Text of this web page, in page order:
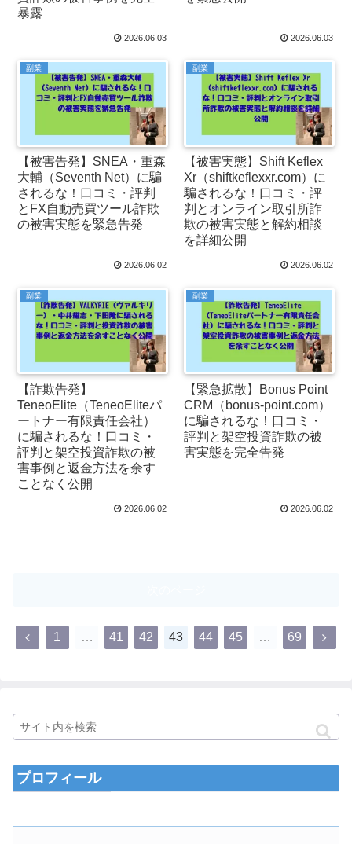
暴露
2026.06.03 2026.06.03
副業
【被害告発】SNEA・重森
大輔（Seventh Net）に騙
されるな！口コミ・評判
とFX自動売買ツール詐欺
の被害実態を緊急告発
2026.06.02
副業
【被害実態】Shift Keflex
Xr（shiftkeflexxr.com）に
騙されるな！口コミ・評
判とオンライン取引所詐
欺の被害実態と解約相談
を詳細公開
2026.06.02
副業
【詐欺告発】
TeneoElite（TeneoEliteパ
ートナー有限責任会社）
に騙されるな！口コミ・
評判と架空投資詐欺の被
害事例と返金方法を余す
ことなく公開
2026.06.02
副業
【緊急拡散】Bonus Point
CRM（bonus-point.com）
に騙されるな！口コミ・
評判と架空投資詐欺の被
害実態を完全告発
2026.06.02
1 … 41 42 43 44 45 … 69
プロフィール